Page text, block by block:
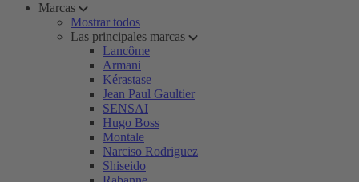
Marcas
Mostrar todos
Las principales marcas
Lancôme
Armani
Kérastase
Jean Paul Gaultier
SENSAI
Hugo Boss
Montale
Narciso Rodriguez
Shiseido